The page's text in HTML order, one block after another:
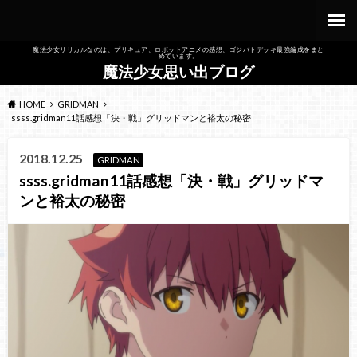
魔法少女リリカルなのは、プリキュア、ロボットアニメの感想、ゴジバトデッキ最強編成をまと
めています。
魔法少女思い出ブログ
HOME
GRIDMAN
ssss.gridman11話感想「決・戦」グリッドマンと裕太の秘密
2018.12.25 GRIDMAN
ssss.gridman11話感想「決・戦」グリッドマ
ンと裕太の秘密